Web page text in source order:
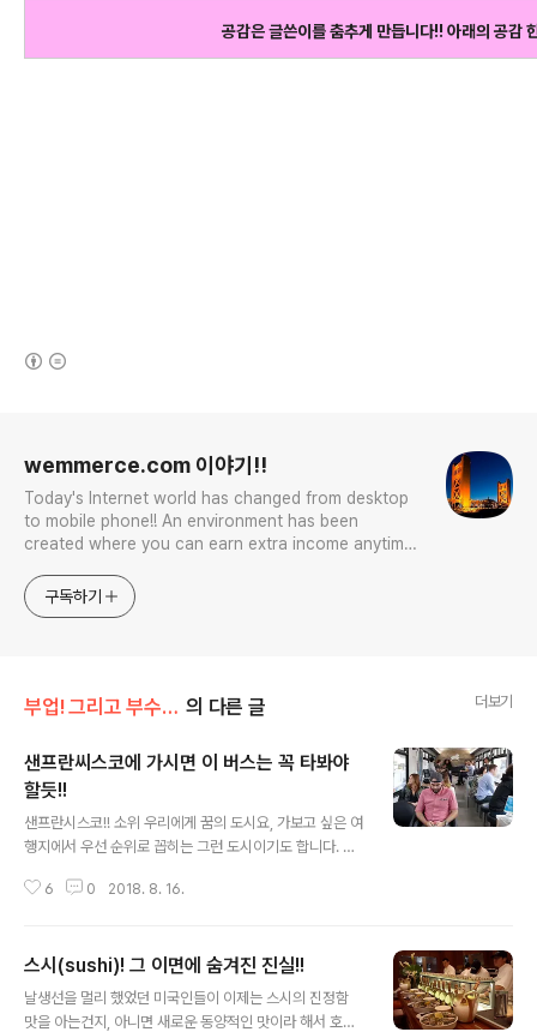
공감은 글쓴이를 춤추게 만듭니다!! 아래의 공감
wemmerce.com 이야기!!
Today's Internet world has changed from desktop
to mobile phone!! An environment has been
created where you can earn extra income anytime,
competition. Now let’s turn our eyes to the world!
You can enter
구독하기
부업! 그리고 부수입!! 의 다른 글 더보기
샌프란씨스코에 가시면 이 버스는 꼭 타봐야
할듯!!
샌프란시스코!! 소위 우리에게 꿈의 도시요, 가보고 싶은 여
행지에서 우선 순위로 꼽히는 그런 도시이기도 합니다. 상
게 미국 어느 도시를 방문을 하고 싶냐고 물어보면 당연 우
를 중심으로 외곽 지대에는 또 다른 볼거리가 아주 많습니
다. 그런 샌프란시스코에 새로운 버스가 등장을 했다 합니
다.일반적으로 버스하면 공공 교통의 대명사로 차가 없는
6 0 2018. 8. 16.
스시(sushi)! 그 이면에 숨겨진 진실!!
날생선을 멀리 했었던 미국인들이 이제는 스시의 진정함
맛을 아는건지, 아니면 새로운 동양적인 맛이라 해서 호기